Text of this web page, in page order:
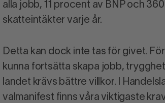
alla jobb, 11 procent av BNP och
skatteintäkter varje år.
Detta kan dock inte tas för givet.
kunna fortsätta skapa jobb,
landet krävs bättre villkor. I
valmanifest finns våra viktigaste